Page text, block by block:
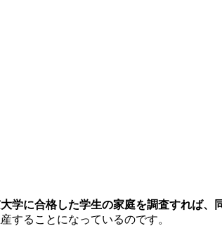
学に合格した学生の家庭を調査すれば、
することになっているのです。